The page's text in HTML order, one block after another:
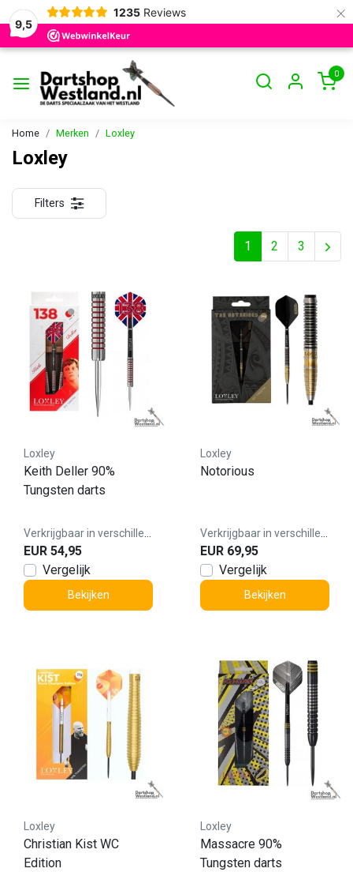
9,5
1235 Reviews ×
0
Home Merken Loxley
Loxley
Filters
1 2 3
Loxley
Keith Deller 90%
Tungsten darts
EUR 54,95
Vergelijk
Bekijken
Loxley
Notorious
EUR 69,95
Vergelijk
Bekijken
Loxley
Christian Kist WC
Edition
Loxley
Massacre 90%
Tungsten darts